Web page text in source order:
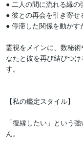
● 二人の間に流れる縁
● 彼との再会を引き寄
● 停滞した関係を動か
霊視をメインに、数秘
なたと彼を再び結びつ
す。
【私の鑑定スタイル】
「復縁したい」という
ん。